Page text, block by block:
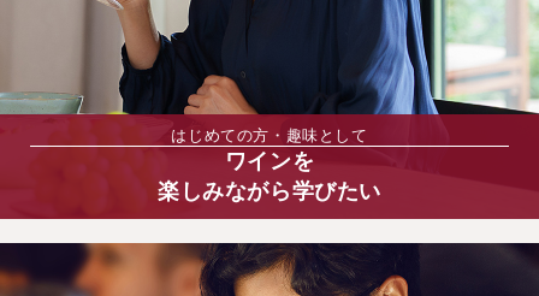
はじめての方・趣味として
ワインを
楽しみながら学びたい